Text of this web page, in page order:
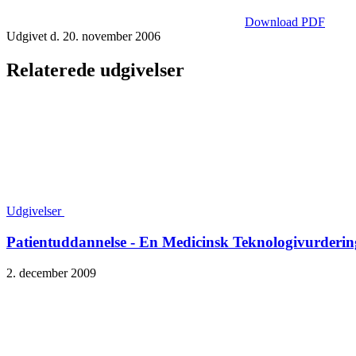
Download PDF
Udgivet d. 20. november 2006
Relaterede udgivelser
Udgivelser
Patientuddannelse - En Medicinsk
2. december 2009